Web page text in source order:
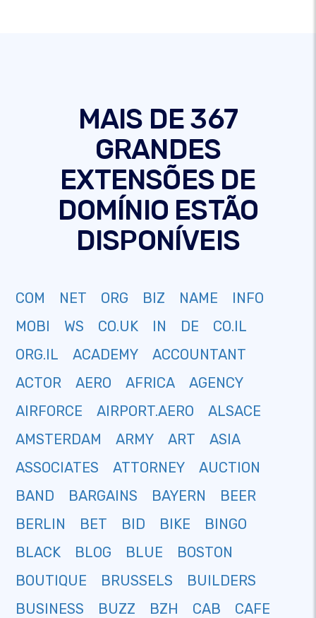
MAIS DE 367
GRANDES
EXTENSÕES DE
DOMÍNIO ESTÃO
DISPONÍVEIS
COM NET ORG BIZ NAME
INFO
MOBI
WS CO.UK IN DE
CO.IL
ORG.IL
ACADEMY
ACCOUNTANT
ACTOR
AERO AFRICA
AGENCY
AIRFORCE
AIRPORT.AERO
ALSACE
AMSTERDAM
ARMY ART
ASIA
ASSOCIATES
ATTORNEY
AUCTION
BAND
BARGAINS BAYERN
BEER
BERLIN
BET BID BIKE
BINGO
BLACK
BLOG BLUE
BOSTON
BOUTIQUE
BRUSSELS
BUILDERS
BUSINESS
BUZZ BZH CAB
CAFE